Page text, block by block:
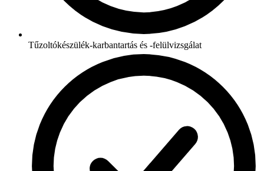
Tűzoltókészülék-karbantartás és -felülvizsgálat